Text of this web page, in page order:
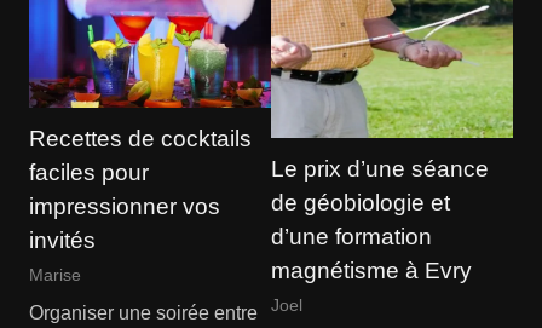
Recettes de cocktails
faciles pour
impressionner vos
invités
Marise
Organiser une soirée entre
Le prix d’une séance
de géobiologie et
d’une formation
magnétisme à Evry
Joel